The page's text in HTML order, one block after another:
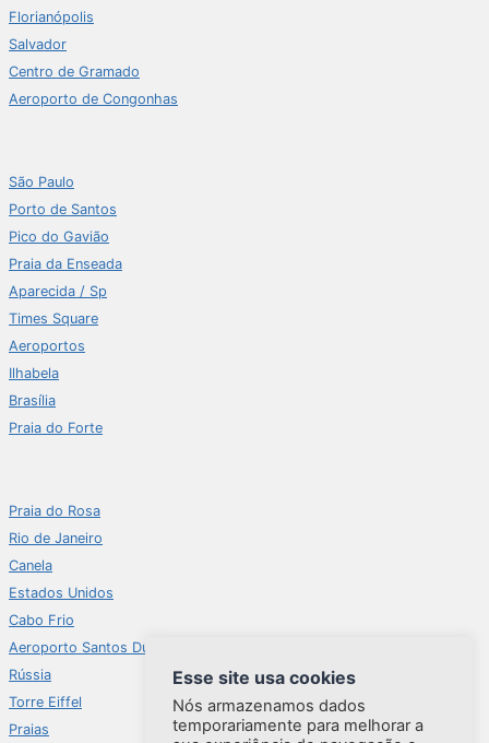
Florianópolis
Salvador
Centro de Gramado
Aeroporto de Congonhas
São Paulo
Porto de Santos
Pico do Gavião
Praia da Enseada
Aparecida / Sp
Times Square
Aeroportos
Ilhabela
Brasília
Praia do Forte
Praia do Rosa
Rio de Janeiro
Canela
Estados Unidos
Cabo Frio
Aeroporto Santos Dumont
Rússia
Torre Eiffel
Praias
Esse site usa cookies
Nós armazenamos dados
temporariamente para melhorar a